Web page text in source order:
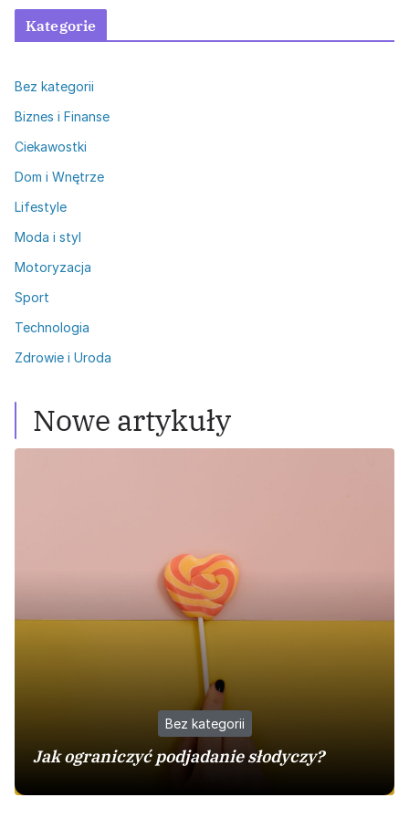
Kategorie
Bez kategorii
Biznes i Finanse
Ciekawostki
Dom i Wnętrze
Lifestyle
Moda i styl
Motoryzacja
Sport
Technologia
Zdrowie i Uroda
Nowe artykuły
Bez kategorii
Jak ograniczyć podjadanie słodyczy?